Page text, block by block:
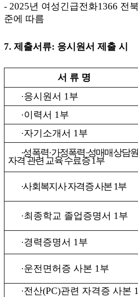
- 2025년 여성긴급전화1366 전
준에 따름
7. 제출서류: 응시원서 제출 시
서 류 명
·응시원서 1부
·이력서 1부
·자기소개서 1부
·성폭력·가정폭력·성매매상담원
자격 관련 교육 수료증1부
·사회복지사 자격증 사본1부
·최종학교 졸업증명서 1부
·경력증명서 1부
·운전면허증 사본 1부
·전산(PC)관련 자격증 사본 1